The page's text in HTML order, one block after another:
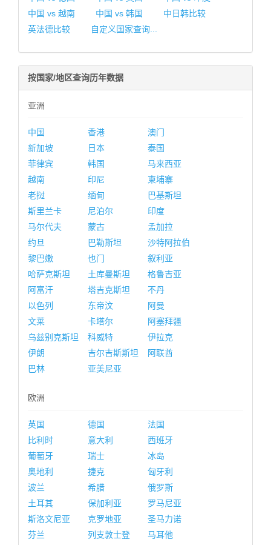
中国 vs 越南
中国 vs 韩国
中日韩比较
英法德比较
自定义国家查询...
按国家/地区查询历年数据
亚洲
中国 香港
澳门
新加坡
日本
泰国
菲律宾
韩国
马来西亚
越南
印尼
柬埔寨
老挝
缅甸
巴基斯坦
斯里兰卡
尼泊尔
印度
马尔代夫
蒙古
孟加拉
约旦
巴勒斯坦
沙特阿拉伯
黎巴嫩
也门
叙利亚
哈萨克斯坦
土库曼斯坦
格鲁吉亚
阿富汗
塔吉克斯坦
不丹
以色列
东帝汶
阿曼
文莱
卡塔尔
阿塞拜疆
乌兹别克斯坦
科威特
伊拉克
伊朗
吉尔吉斯斯坦
阿联酋
巴林
亚美尼亚
欧洲
英国 德国
法国
比利时
意大利
西班牙
葡萄牙
瑞士
冰岛
奥地利
捷克
匈牙利
波兰
希腊
俄罗斯
土耳其
保加利亚
罗马尼亚
斯洛文尼亚
克罗地亚
圣马力诺
芬兰
列支敦士登
马耳他